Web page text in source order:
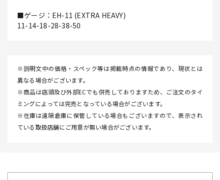
■ゲージ：EH-11 (EXTRA HEAVY)
11-14-18-28-38-50
※説明文中の価格・スペック等は掲載時点の情報であり、現状とは
異なる場合がございます。
※商品は店頭及び外部ECでも併売しておりますため、ご注文のタイ
ミングによっては完売となっている場合がございます。
※在庫は遠隔倉庫に保管している場合もございますので、表示され
ている取扱店舗にご用意が無い場合がございます。